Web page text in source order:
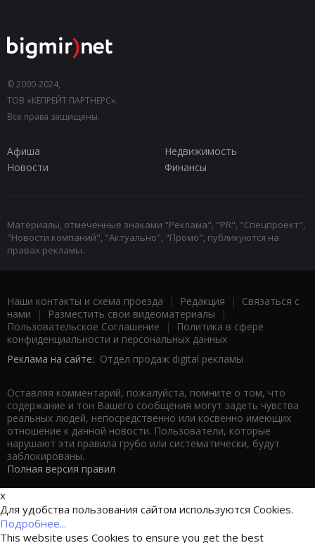
© 2000-2024,
ТОВ «КЕПРЕЙТ ПАРТНЕРС».
Все права защищены.
Афиша
Недвижимость
Новости
Финансы
Материалы, отмеченные знаками "Реклама", "PR", "Спецпроект",
"Новости компаний", "Актуально", "Промо", публикуются на
правах рекламы.
Наши контакты и схема проезда | Редакция | Связаться с
нами | Разместить свои видеоматериалы |
Пользовательское Соглашение |
Политика в сфере
конфиденциальности и персональных данных
Реклама на сайте: Отдел продаж digital рекламы
Оставляя комментарий, пожалуйста, помните о том, что
содержание и тон Вашего сообщения могут задеть чувства
реальных людей, непосредственно или косвенно имеющих
отношение к данной новости. Пользователи, которые
нарушают эти правила грубо или систематически, будут
заблокированы.
Полная версия правил
x
Для удобства пользования сайтом используются Cookies.
Подробнее...
This website uses Cookies to ensure you get the best